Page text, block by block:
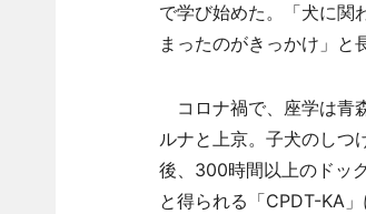
で学び始めた。「犬に関
まったのがきっかけ」と
コロナ禍で、座学は青
ルナと上京。子犬のしつ
後、300時間以上のドッ
と得られる「CPDT-KA